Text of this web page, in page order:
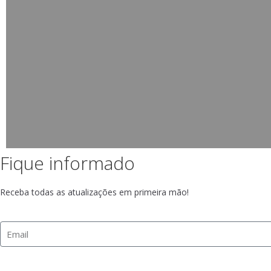
Fique informado
Receba todas as atualizações em primeira mão!